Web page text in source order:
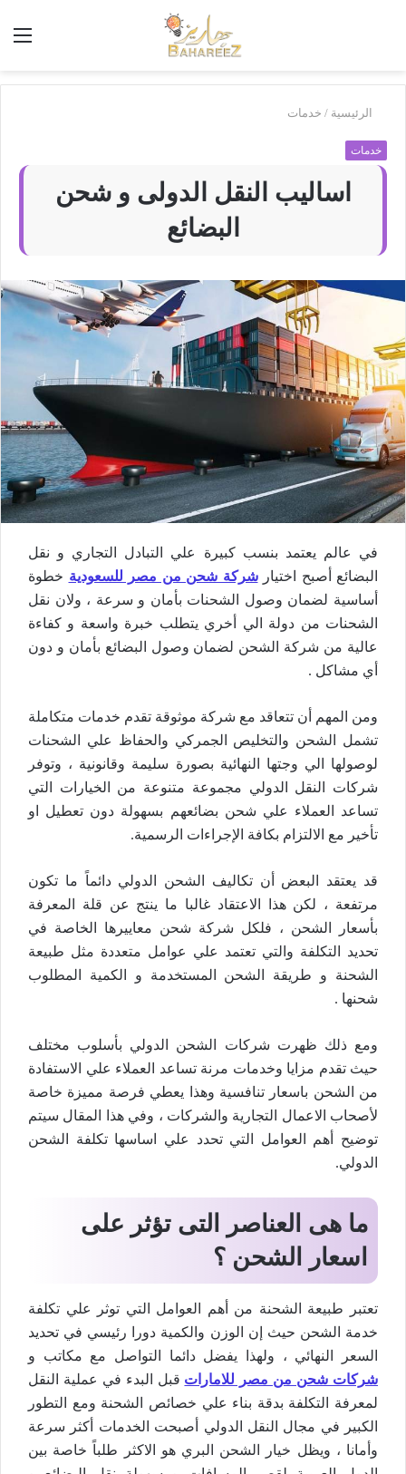
بَهاريز
الرئيسية / خدمات
خدمات
اساليب النقل الدولى و شحن
البضائع
في عالم يعتمد بنسب كبيرة علي التبادل التجاري و نقل
البضائع أصبح اختيارشركة شحن من مصر للسعودية خطوة
أساسية لضمان وصول الشحنات بأمان و سرعة ، ولان نقل
الشحنات من دولة الي أخري يتطلب خبرة واسعة و كفاءة
عالية من شركة الشحن لضمان وصول البضائع بأمان و دون
أي مشاكل .
ومن المهم أن تتعاقد مع شركة موثوقة تقدم خدمات متكاملة
تشمل الشحن والتخليص الجمركي والحفاظ علي الشحنات
لوصولها الي وجتها النهائية بصورة سليمة وقانونية ، وتوفر
شركات النقل الدولي مجموعة متنوعة من الخيارات التي
تساعد العملاء علي شحن بضائعهم بسهولة دون تعطيل او
تأخير مع الالتزام بكافة الإجراءات الرسمية.
قد يعتقد البعض أن تكاليف الشحن الدولي دائماً ما تكون
مرتفعة ، لكن هذا الاعتقاد غالبا ما ينتج عن قلة المعرفة
بأسعار الشحن ، فلكل شركة شحن معاييرها الخاصة في
تحديد التكلفة والتي تعتمد علي عوامل متعددة مثل طبيعة
الشحنة و طريقة الشحن المستخدمة و الكمية المطلوب
شحنها .
ومع ذلك ظهرت شركات الشحن الدولي بأسلوب مختلف
حيث تقدم مزايا وخدمات مرنة تساعد العملاء علي الاستفادة
من الشحن باسعار تنافسية وهذا يعطي فرصة مميزة خاصة
لأصحاب الاعمال التجارية والشركات ، وفي هذا المقال سيتم
توضيح أهم العوامل التي تحدد علي اساسها تكلفة الشحن
الدولي.
ما هى العناصر التى تؤثر على
اسعار الشحن ؟
تعتبر طبيعة الشحنة من أهم العوامل التي توثر علي تكلفة
خدمة الشحن حيث إن الوزن والكمية دورا رئيسي في تحديد
السعر النهائي ، ولهذا يفضل دائما التواصل مع مكاتب و
شركات شحن من مصر للامارات قبل البدء في عملية النقل
لمعرفة التكلفة بدقة بناء علي خصائص الشحنة ومع التطور
الكبير في مجال النقل الدولي أصبحت الخدمات أكثر سرعة
وأمانا ، ويظل خيار الشحن البري هو الاكثر طلباً خاصة بين